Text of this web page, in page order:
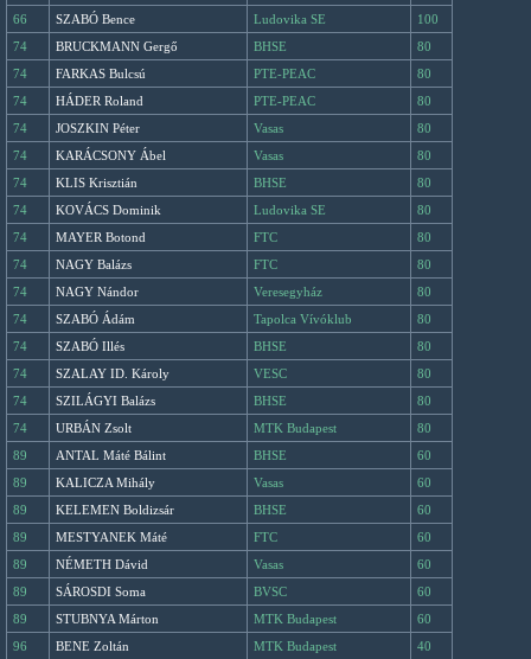
66
SZABÓ Bence Ludovika SE
100
74
BRUCKMANN Gergő BHSE
80
74
FARKAS Bulcsú PTE-PEAC
80
74
HÁDER Roland PTE-PEAC
80
74
JOSZKIN Péter Vasas
80
74
KARÁCSONY Ábel Vasas
80
74
KLIS Krisztián BHSE
80
74
KOVÁCS Dominik Ludovika SE
80
74
MAYER Botond FTC
80
74
NAGY Balázs FTC
80
74
NAGY Nándor Veresegyház
80
74
SZABÓ Ádám Tapolca Vívóklub
80
74
SZABÓ Illés BHSE
80
74
SZALAY ID. Károly VESC
80
74
SZILÁGYI Balázs BHSE
80
74
URBÁN Zsolt MTK Budapest
80
89
ANTAL Máté Bálint BHSE
60
89
KALICZA Mihály Vasas
60
89
KELEMEN Boldizsár BHSE
60
89
MESTYANEK Máté FTC
60
89
NÉMETH Dávid Vasas
60
89
SÁROSDI Soma BVSC
60
89
STUBNYA Márton MTK Budapest
60
96
BENE Zoltán MTK Budapest 40